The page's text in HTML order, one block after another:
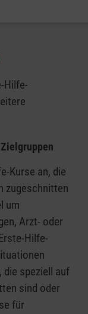
Hilfe-
Kurse an, die
zugeschnitten
um
Arzt- oder
Hilfe-
die speziell auf
sind oder
für